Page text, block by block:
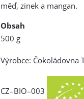
měď, zinek a mangan.
Obsah
500 g
Výrobce: Čokoládovna
CZ–BIO–003